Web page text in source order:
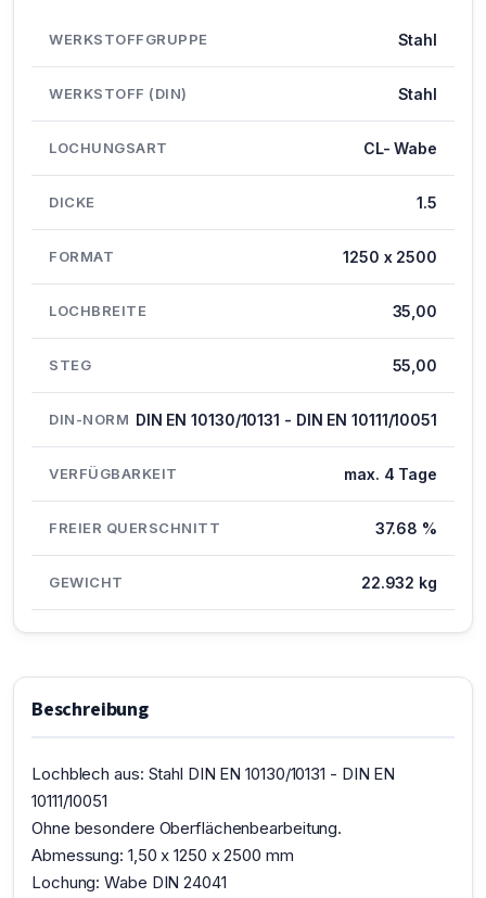
WERKSTOFFGRUPPE Stahl
WERKSTOFF (DIN) Stahl
LOCHUNGSART CL- Wabe
DICKE 1.5
FORMAT 1250 x 2500
LOCHBREITE 35,00
STEG 55,00
DIN-NORM DIN EN 10130/10131 - DIN EN 10111/10051
VERFÜGBARKEIT max. 4 Tage
FREIER QUERSCHNITT 37.68 %
GEWICHT 22.932 kg
Beschreibung
Lochblech aus: Stahl DIN EN 10130/10131 - DIN EN
10111/10051
Ohne besondere Oberflächenbearbeitung.
Abmessung: 1,50 x 1250 x 2500 mm
Lochung: Wabe DIN 24041